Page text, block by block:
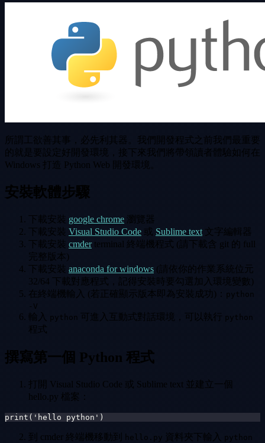
所謂工欲善其事，必先利其器。我們開發程式之前我們最重要
的就是要設定好開發環境，接下來我們將帶領讀者體驗如何在
Windows 打造 Python Web 開發環境。
安裝軟體步驟
下載安裝 google chrome 瀏覽器
下載安裝 Visual Studio Code 或 Sublime text 文字編輯器
下載安裝 cmderterminal 終端機程式 (請下載含 git 的 full
完整版本)
下載安裝 anaconda for windows (請依你的作業系統位元
32/64 下載對應程式，記得安裝時要勾選加入環境變數)
在終端機輸入 (若正確顯示版本即為安裝成功)： python
-V
輸入 python 可進入互動式對話環境，可以執行 python
程式
撰寫第一個 Python 程式
打開 Visual Studio Code 或 Sublime text 並建立一個
hello.py 檔案：
print('hello python')
到 cmder 終端機移動到 hello.py 資料夾下輸入 python